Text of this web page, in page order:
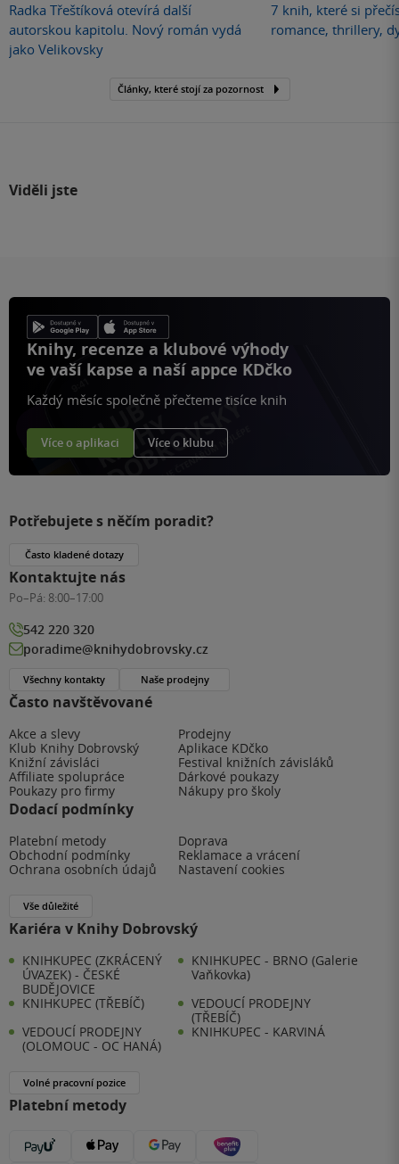
Radka Třeštíková otevírá další
autorskou kapitolu. Nový román vydá
jako Velikovsky
7 knih, které si
romance, thrillery,
Články, které stojí za pozornost
Viděli jste
Knihy, recenze a klubové výhody
ve vaší kapse a naší appce KDčko
Každý měsíc společně přečteme tisíce knih
Více o aplikaci Více o klubu
Často navštěvované
Akce a slevy
Prodejny
Klub Knihy Dobrovský
Aplikace KDčko
Knižní závisláci
Festival knižních závisláků
Affiliate spolupráce
Dárkové poukazy
Poukazy pro firmy
Nákupy pro školy
Dodací podmínky
Platební metody
Doprava
Obchodní podmínky
Reklamace a vrácení
Ochrana osobních údajů
Nastavení cookies
Vše důležité
Kariéra v Knihy Dobrovský
KNIHKUPEC (ZKRÁCENÝ
ÚVAZEK) - ČESKÉ
BUDĚJOVICE
KNIHKUPEC - BRNO (Galerie
Vaňkovka)
KNIHKUPEC (TŘEBÍČ)
VEDOUCÍ PRODEJNY
(TŘEBÍČ)
VEDOUCÍ PRODEJNY
(OLOMOUC - OC HANÁ)
KNIHKUPEC - KARVINÁ
Volné pracovní pozice
Platební metody
Potřebujete s něčím poradit?
Často kladené dotazy
Kontaktujte nás
Po–Pá: 8:00–17:00
542 220 320
poradime@knihydobrovsky.cz
Všechny kontakty Naše prodejny